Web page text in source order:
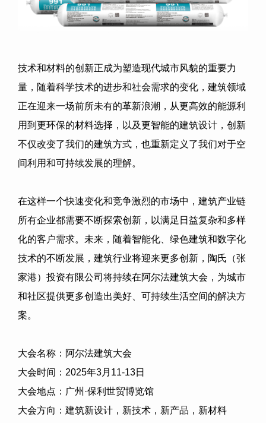
技术和材料的创新正成为塑造现代城市风貌的重要力
量，随着科学技术的进步和社会需求的变化，建筑领域
正在迎来一场前所未有的革新浪潮，从更高效的能源利
用到更环保的材料选择，以及更智能的建筑设计，创新
不仅改变了我们的建筑方式，也重新定义了我们对于空
间利用和可持续发展的理解。
在这样一个快速变化和竞争激烈的市场中，建筑产业链
所有企业都需要不断探索创新，以满足日益复杂和多样
化的客户需求。未来，随着智能化、绿色建筑和数字化
技术的不断发展，建筑行业将迎来更多创新， 陶氏（张
家港）投资有限公司 将持续在阿尔法建筑大会，为城市
和社区提供更多创造出美好、可持续生活空间的解决方
案。
大会名称：阿尔法建筑大会
大会时间： 2025年3月 11-13日
大会地点：广州·保利世贸博览馆
大会方向：建筑新设计，新技术，新产品，新材料